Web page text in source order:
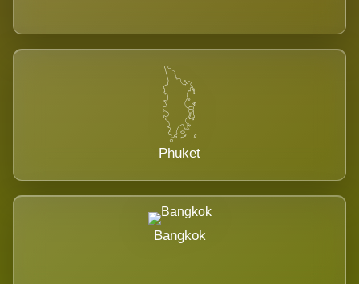
Phuket
Bangkok